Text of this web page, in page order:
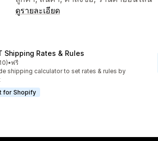
ดูรายละเอียด
Shipping Rates & Rules
ดาว
รีวิว
•ฟรี
shipping calculator to set rates & rules by
for Shopify